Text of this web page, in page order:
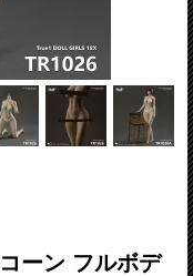
ーン フルボデ